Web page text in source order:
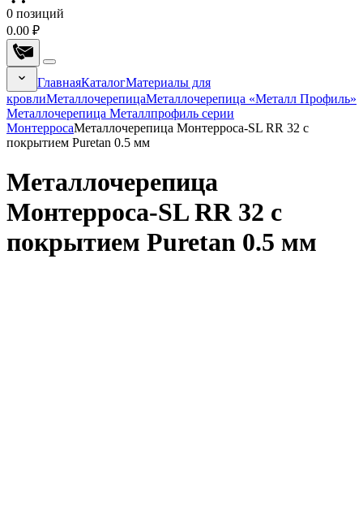
0 позиций
0.00 ₽
ГлавнаяКаталогМатериалы для
кровлиМеталлочерепицаМеталлочерепица «Металл Профиль»
Металлочерепица Металлпрофиль серии
МонтерросаМеталлочерепица Монтерроса-SL RR 32 с
покрытием Puretan 0.5 мм
Металлочерепица
Монтерроса-SL RR 32 с
покрытием Puretan 0.5 мм